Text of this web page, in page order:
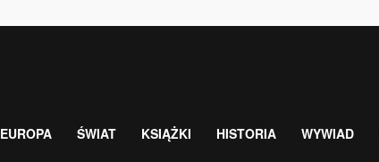
EUROPA ŚWIAT KSIĄŻKI HISTORIA WYWIAD